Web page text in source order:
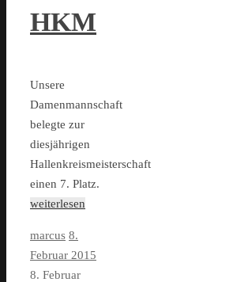
HKM
Unsere
Damenmannschaft
belegte zur
diesjährigen
Hallenkreismeisterschaft
einen 7. Platz.
weiterlesen
marcus 8.
Februar 2015
8. Februar